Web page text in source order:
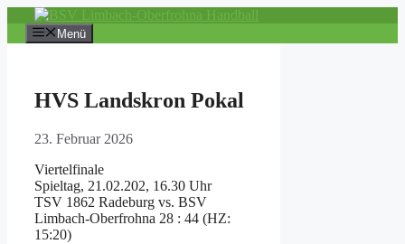
Inhalt
springen
Menü
HVS Landskron Pokal
23. Februar 2026
Viertelfinale
Spieltag, 21.02.202, 16.30 Uhr
TSV 1862 Radeburg vs. BSV
Limbach-Oberfrohna 28 : 44 (HZ:
15:20)